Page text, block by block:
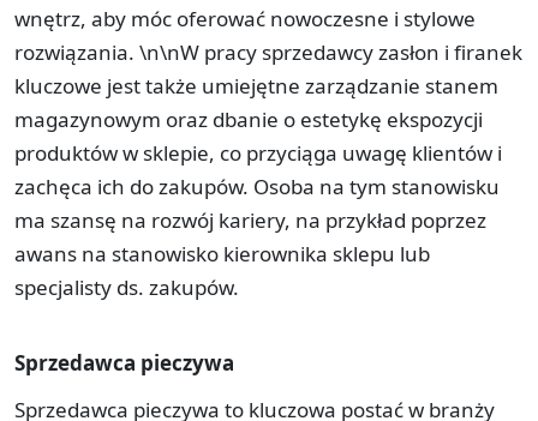
wnętrz, aby móc oferować nowoczesne i stylowe
rozwiązania. \n\nW pracy sprzedawcy zasłon i firanek
kluczowe jest także umiejętne zarządzanie stanem
magazynowym oraz dbanie o estetykę ekspozycji
produktów w sklepie, co przyciąga uwagę klientów i
zachęca ich do zakupów. Osoba na tym stanowisku
ma szansę na rozwój kariery, na przykład poprzez
awans na stanowisko kierownika sklepu lub
specjalisty ds. zakupów.
Sprzedawca pieczywa
Sprzedawca pieczywa to kluczowa postać w branży